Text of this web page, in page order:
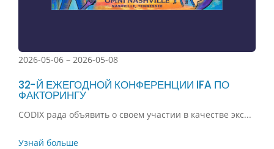
2026-05-06 – 2026-05-08
32-Й ЕЖЕГОДНОЙ КОНФЕРЕНЦИИ IFA ПО
ФАКТОРИНГУ
CODIX рада объявить о своем участии в качестве экс...
Узнай больше